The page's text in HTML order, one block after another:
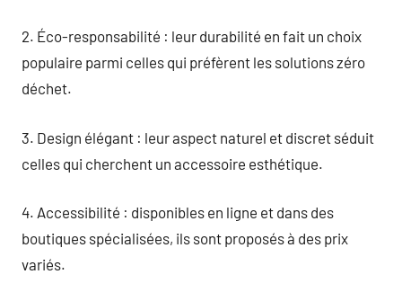
2. Éco-responsabilité : leur durabilité en fait un choix
populaire parmi celles qui préfèrent les solutions zéro
déchet.
3. Design élégant : leur aspect naturel et discret séduit
celles qui cherchent un accessoire esthétique.
4. Accessibilité : disponibles en ligne et dans des
boutiques spécialisées, ils sont proposés à des prix
variés.